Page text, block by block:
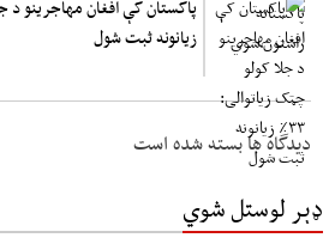
زیانونه ثبت شول
دیدگاه ها بسته شده است
ډېر لوستل شوي